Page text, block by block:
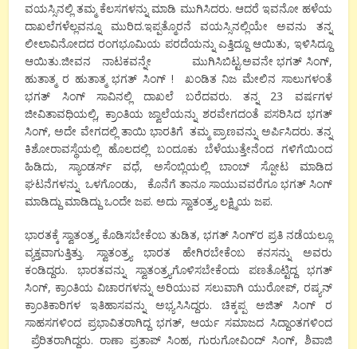
ವಯಸ್ಸಿನಲ್ಲಿ ತಮ್ಮ ಕೆಲಸಗಳನ್ನು ಮಾಡಿ ಮುಗಿಸಿದರು. ಆದರೆ ಇವನೋ ಹಳೆಯ
ದಾಖಲೆಗಳೆಲ್ಲವನ್ನೂ ಮುರಿದ.ಇಪ್ಪತ್ಮೊರನೆ ವಯಸ್ಸಿನಲ್ಲಿಯೇ ಅವನು ತನ್ನ
ಲೀಲಾವಿನೋದದ ರಂಗಭೂಮಿಯ ಪರದೆಯನ್ನು ಎತ್ತಿದ್ದೂ ಆಯಿತು, ಇಳಿಸಿದ್ದೂ
ಆಯಿತು.ಜೀವನ ನಾಟಕವನ್ನೇ ಮುಗಿಸಿಬಿಟ್ಟ.ಅವನೇ ಭಗತ್ ಸಿಂಗ್,
ಹುತಾತ್ಮ ರ ಹುತಾತ್ಮ ಭಗತ್ ಸಿಂಗ್ ! ಖಂಡಿತ ನಿಜ ಮೇಲಿನ ಸಾಲುಗಳಂತೆ
ಭಗತ್ ಸಿಂಗ್ ಸಾವಿನಲ್ಲಿ ದಾಖಲೆ ಬರೆದವರು. ತನ್ನ 23 ವರ್ಷಗಳ
ಜೀವಿತಾವಧಿಯಲ್ಲಿ, ಕ್ರಾಂತಿಯ ಜ್ವಾಲೆಯನ್ನು ಶರವೇಗದಂತೆ ಪಸರಿಸಿದ ಭಗತ್
ಸಿಂಗ್, ಅದೇ ವೇಗದಲ್ಲಿ ತಾಯಿ ಭಾರತಿಗೆ ತಮ್ಮ ಪ್ರಾಣವನ್ನು ಅರ್ಪಿಸಿದರು. ತನ್ನ
ಕಿಶೋರಾವಸ್ಥೆಯಲ್ಲಿ ಹೊಲದಲ್ಲಿ ಬಂದೂಕು ಬೆಳೆಯುತ್ತೇನೆಂದ ಗಳಿಗೆಯಿಂದ
ಹಿಡಿದು, ಸ್ಯಾಂಡರ್ಸ್ ವಧೆ, ಅಸೆಂಬ್ಲಿಯಲ್ಲಿ ಬಾಂಬ್ ಸ್ಪೋಟ ಮಾಡಿದ
ಘಟನೆಗಳನ್ನು ಒಳಗೊಂಡು, ಕೊನೆಗೆ ತಾನೂ ಸಾಯುವವರೆಗೂ ಭಗತ್ ಸಿಂಗ್
ಮಾಡಿದ್ದು ಮಾಡಿದ್ದು ಒಂದೇ ಜಪ. ಅದು ಸ್ವಾತಂತ್ರ್ಯ ಲಕ್ಷ್ಮಿಯ ಜಪ.
ಭಾರತಕ್ಕೆ ಸ್ವಾತಂತ್ರ್ಯ ಕೊಡಿಸಬೇಕೆಂಬ ತುಡಿತ, ಭಗತ್ ಸಿಂಗ್’ರ ಪ್ರತಿ ನಡೆಯಲ್ಲೂ
ವ್ಯಕ್ತವಾಗುತ್ತಿತ್ತು. ಸ್ವಾತಂತ್ರ್ಯ ಭಾರತ ಹೇಗಿರಬೇಕೆಂಬ ಕನಸನ್ನು ಅವರು
ಕಂಡಿದ್ದರು. ಭಾರತವನ್ನು ಸ್ವಾತಂತ್ರ್ಯಗೊಳಿಸಬೇಕೆಂದು ಪಣತೊಟ್ಟಿದ್ದ ಭಗತ್
ಸಿಂಗ್, ಕ್ರಾಂತಿಯ ವಿಚಾರಗಳನ್ನು ಅರಿಯುವ ಸಲುವಾಗಿ ಯುರೋಪ್, ರಷ್ಯನ್
ಕ್ರಾಂತಿಕಾರಿಗಳ ಇತಿಹಾಸವನ್ನು ಅಭ್ಯಸಿಸಿದ್ದರು. ಚಿಕ್ಕಪ್ಪ ಅಜಿತ್ ಸಿಂಗ್ ರ
ಸಾಹಸಗಳಿಂದ ಪ್ರಭಾವಿತರಾಗಿದ್ದ ಭಗತ್, ಆರ್ಯ ಸಮಾಜದ ಸಿದ್ದಾಂತಗಳಿಂದ
ಪ್ರೆರಿತರಾಗಿದ್ದರು. ರಾಣಾ ಪ್ರತಾಪ್ ಸಿಂಹ, ಗುರುಗೋವಿಂದ್ ಸಿಂಗ್, ಶಿವಾಜಿ